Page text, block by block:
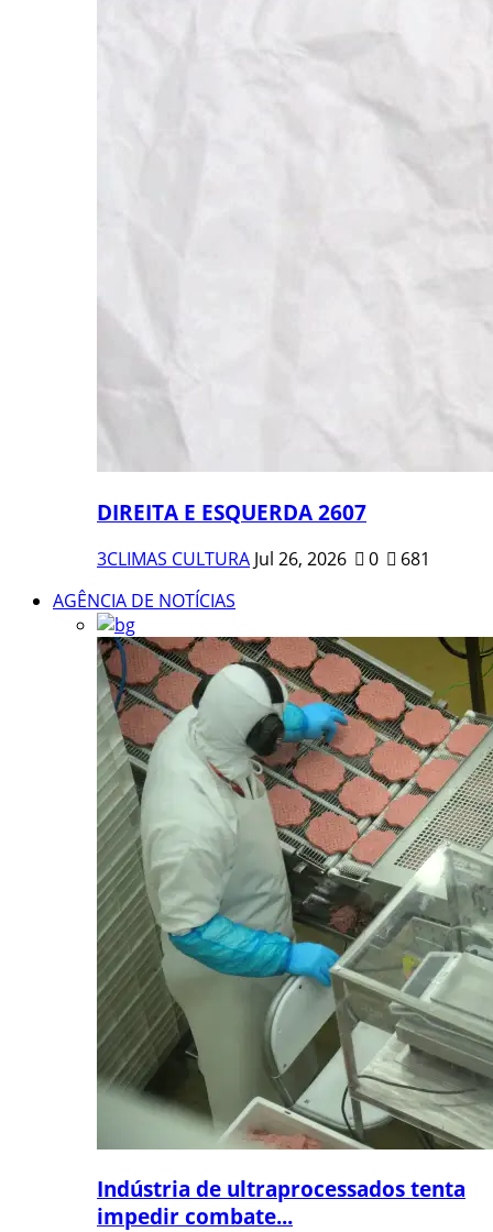
DIREITA E ESQUERDA 2607
3CLIMAS CULTURA Jul 26, 2026 0
681
AGÊNCIA DE NOTÍCIAS
Indústria de ultraprocessados tenta
impedir combate...